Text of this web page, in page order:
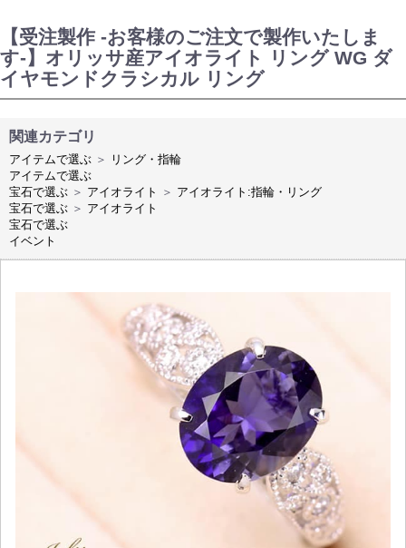
【受注製作 -お客様のご注文で製作いたしま
す-】オリッサ産アイオライト リング WG ダ
イヤモンドクラシカル リング
関連カテゴリ
アイテムで選ぶ ＞
リング・指輪
アイテムで選ぶ
宝石で選ぶ ＞ アイオライト ＞ アイオライト:指輪・リング
宝石で選ぶ ＞ アイオライト
宝石で選ぶ
イベント